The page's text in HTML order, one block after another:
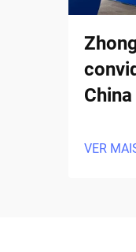
VER